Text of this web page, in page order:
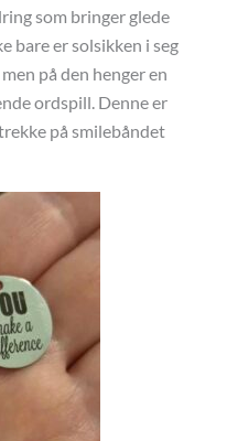
som bringer glede
bare er solsikken i seg
på den henger en
ordspill. Denne er
på smilebåndet